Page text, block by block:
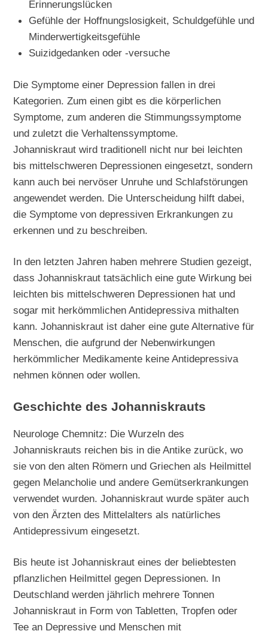
Erinnerungslücken
Gefühle der Hoffnungslosigkeit, Schuldgefühle und
Minderwertigkeitsgefühle
Suizidgedanken oder -versuche
Die Symptome einer Depression fallen in drei
Kategorien. Zum einen gibt es die körperlichen
Symptome, zum anderen die Stimmungssymptome
und zuletzt die Verhaltenssymptome.
Johanniskraut wird traditionell nicht nur bei leichten
bis mittelschweren Depressionen eingesetzt, sondern
kann auch bei nervöser Unruhe und Schlafstörungen
angewendet werden. Die Unterscheidung hilft dabei,
die Symptome von depressiven Erkrankungen zu
erkennen und zu beschreiben.
In den letzten Jahren haben mehrere Studien gezeigt,
dass Johanniskraut tatsächlich eine gute Wirkung bei
leichten bis mittelschweren Depressionen hat und
sogar mit herkömmlichen Antidepressiva mithalten
kann. Johanniskraut ist daher eine gute Alternative für
Menschen, die aufgrund der Nebenwirkungen
herkömmlicher Medikamente keine Antidepressiva
nehmen können oder wollen.
Geschichte des Johanniskrauts
Neurologe Chemnitz: Die Wurzeln des
Johanniskrauts reichen bis in die Antike zurück, wo
sie von den alten Römern und Griechen als Heilmittel
gegen Melancholie und andere Gemütserkrankungen
verwendet wurden. Johanniskraut wurde später auch
von den Ärzten des Mittelalters als natürliches
Antidepressivum eingesetzt.
Bis heute ist Johanniskraut eines der beliebtesten
pflanzlichen Heilmittel gegen Depressionen. In
Deutschland werden jährlich mehrere Tonnen
Johanniskraut in Form von Tabletten, Tropfen oder
Tee an Depressive und Menschen mit